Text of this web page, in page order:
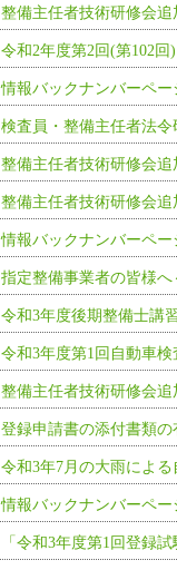
整備主任者技術研修会
令和2年度第2回(第102
情報バックナンバーペー
検査員・整備主任者法
整備主任者技術研修会
整備主任者技術研修会
情報バックナンバーペー
指定整備事業者の皆様
令和3年度後期整備士講
令和3年度第1回自動車
整備主任者技術研修会
登録申請書の添付書類
令和3年7月の大雨によ
情報バックナンバーペー
「令和3年度第1回登録